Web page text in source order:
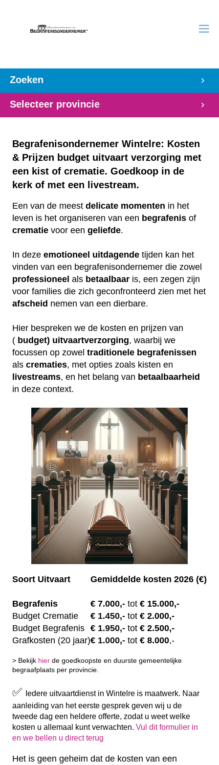
Zoeken
Selecteer provincie
Begrafenisondernemer Wintelre: Kosten
& Prijzen budget uitvaart verzorging met
een kist of crematie. Goedkoop in de
kerk of met een livestream.
Een van de meest delicate momenten in het
leven is het organiseren van een begrafenis of
crematie voor een geliefde.
In deze emotioneel uitdagende tijden kan het
vinden van een begrafenisondernemer die zowel
professioneel als betaalbaar is, een zegen zijn
voor families die zich geconfronteerd zien met het
afscheid nemen van een dierbare.
Hier bespreken we de kosten en prijzen van
( budget) uitvaartverzorging, waarbij we
focussen op zowel traditionele begrafenissen
als crematies, met opties zoals kisten en
livestreams, en het belang van betaalbaarheid
in deze context.
Soort Uitvaart Gemiddelde kosten 2026 (€)
Begrafenis € 7.000,- tot € 15.000,-
Budget Crematie
€ 1.450,- tot € 2.000,-
Budget Begrafenis € 1.950,- tot € 2.500,-
Grafkosten (20 jaar)€ 1.000,- tot € 8.000,-
> Bekijk hier de goedkoopste en duurste gemeentelijke
begraafplaats per provincie.
✅
Iedere uitvaartdienst in Wintelre is maatwerk. Naar
aanleiding van het eerste gesprek geven wij u de
tweede dag een heldere offerte, zodat u weet welke
kosten u allemaal kunt verwachten. Vul dit formulier in
en we bellen u direct terug
Het is geen geheim dat de kosten van een